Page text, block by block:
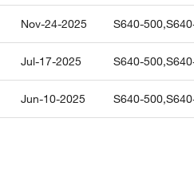
Nov-24-2025 S640-500,
Jul-17-2025 S640-500,
Jun-10-2025 S640-500,